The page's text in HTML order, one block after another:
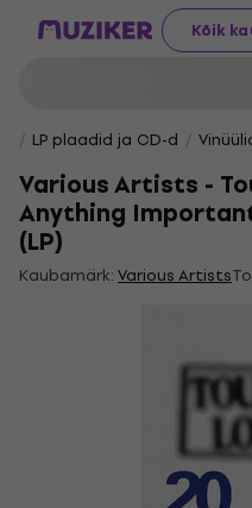
Kõik
LP plaadid ja CD-d
Various Artists -
Anything
(LP)
Kaubamärk:Various Artists